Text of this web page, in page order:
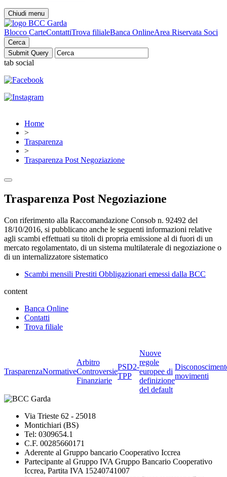
Chiudi menu
Blocco CarteContattiTrova filialeBanca OnlineArea Riservata Soci
Cerca
tab social
Home
>
Trasparenza
>
Trasparenza Post Negoziazione
Trasparenza Post Negoziazione
Con riferimento alla Raccomandazione Consob n. 92492 del
18/10/2016, si pubblicano anche le seguenti informazioni relative
agli scambi effettuati su titoli di propria emissione al di fuori di un
mercato regolamentato, di un sistema multilaterale di negoziazione o
di un internalizzatore sistematico
Scambi mensili Prestiti Obbligazionari emessi dalla BCC
content
Banca Online
Contatti
Trova filiale
TrasparenzaNormative
Arbitro
Controversie
Finanziarie
PSD2-
TPP
Nuove
regole
europee di
definizione
del default
movimenti
Via Trieste 62 - 25018
Montichiari (BS)
Tel: 0309654.1
C.F. 00285660171
Aderente al Gruppo bancario Cooperativo Iccrea
Partecipante al Gruppo IVA Gruppo Bancario Cooperativo
Iccrea, Partita IVA 15240741007